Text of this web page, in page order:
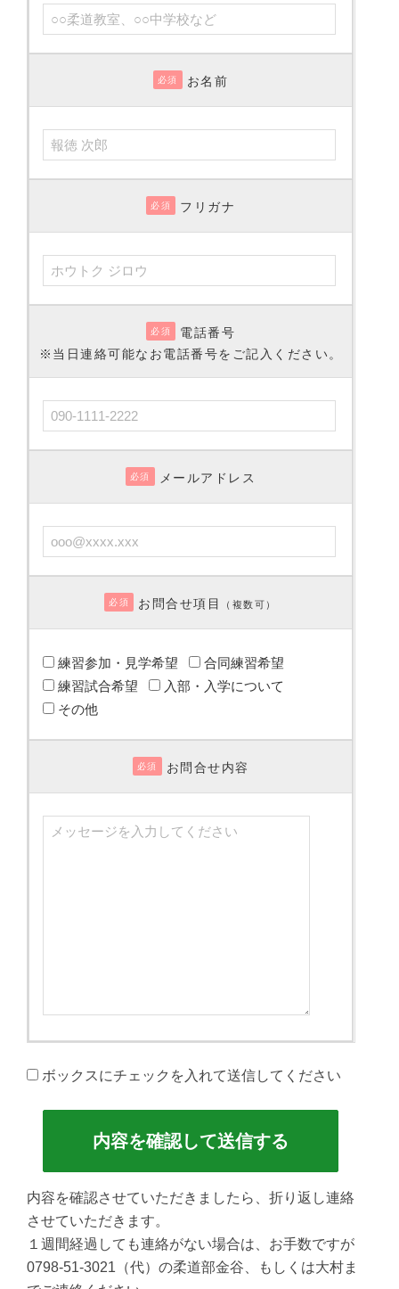
必須 お名前
必須 フリガナ
必須
電話番号
※当日連絡可能なお電話番号をご記入ください。
必須 メールアドレス
必須 お問合せ項目 （複数可）
練習参加・見学希望
合同練習希望
練習試合希望
入部・入学について
その他
必須 お問合せ内容
ボックスにチェックを入れて送信してください
内容を確認させていただきましたら、折り返し連絡
させていただきます。
１週間経過しても連絡がない場合は、お手数ですが
0798-51-3021 （代）の柔道部金谷、もしくは大村ま